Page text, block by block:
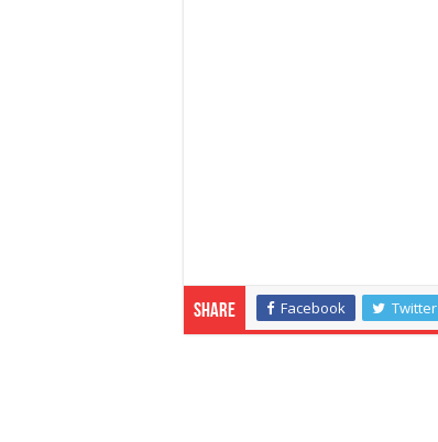
Share Facebook Twitter